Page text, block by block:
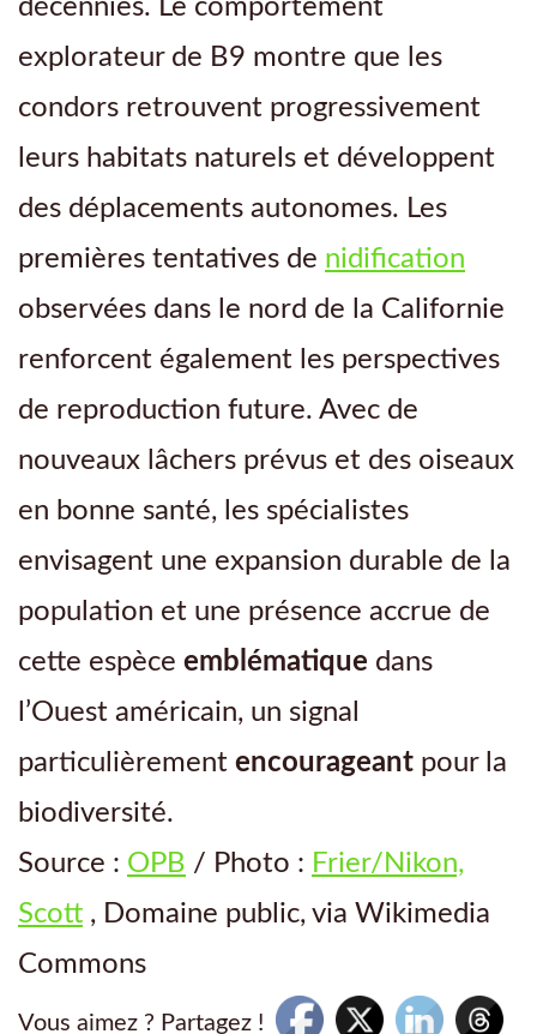
décennies. Le comportement
explorateur de B9 montre que les
condors retrouvent progressivement
leurs habitats naturels et développent
des déplacements autonomes. Les
premières tentatives de nidification
observées dans le nord de la Californie
renforcent également les perspectives
de reproduction future. Avec de
nouveaux lâchers prévus et des oiseaux
en bonne santé, les spécialistes
envisagent une expansion durable de la
population et une présence accrue de
cette espèce emblématique dans
l’Ouest américain, un signal
particulièrement encourageant pour la
biodiversité.
Source : OPB / Photo : Frier/Nikon,
Scott , Domaine public, via Wikimedia
Commons
Vous aimez ? Partagez !